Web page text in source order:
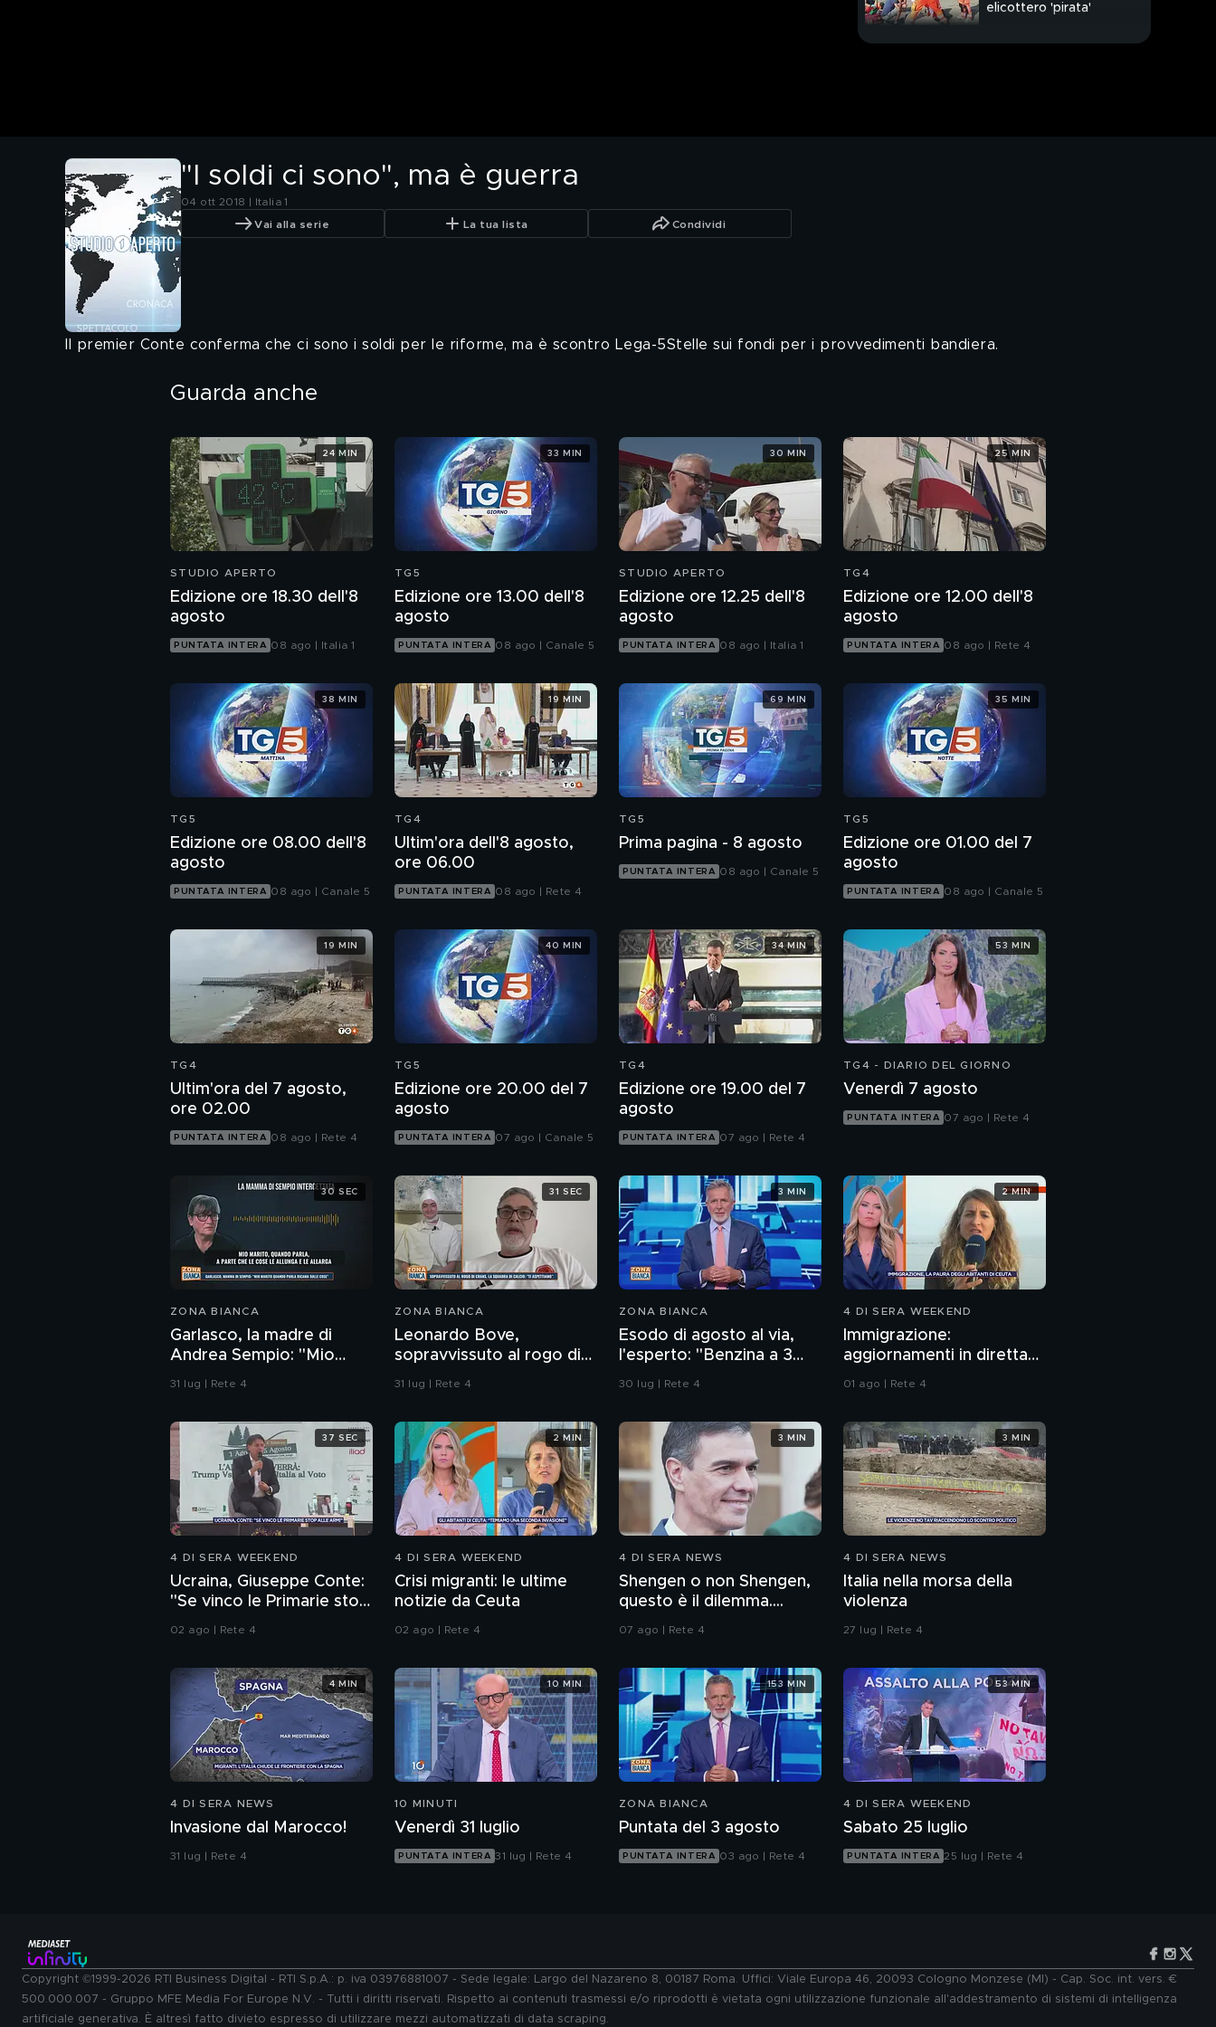
elicottero 'pirata'
"I soldi ci sono", ma è guerra
04 ott 2018 | Italia 1
Vai alla serie La tua lista Condividi
Il premier Conte conferma che ci sono i soldi per le riforme, ma è scontro Lega-5Stelle sui fondi per i provvedimenti bandiera.
Guarda anche
STUDIO APERTO
Edizione ore 18.30 dell'8
agosto
PUNTATA INTERA 08 ago | Italia 1
24 MIN
TG5
Edizione ore 13.00 dell'8
agosto
PUNTATA INTERA 08 ago | Canale 5
33 MIN
STUDIO APERTO
Edizione ore 12.25 dell'8
agosto
PUNTATA INTERA 08 ago | Italia 1
30 MIN
TG4
Edizione ore 12.00 dell'8
agosto
PUNTATA INTERA 08 ago | Rete 4
25 MIN
TG5
Edizione ore 08.00 dell'8
agosto
PUNTATA INTERA 08 ago | Canale 5
38 MIN
TG4
Ultim'ora dell'8 agosto,
ore 06.00
PUNTATA INTERA 08 ago | Rete 4
19 MIN
TG5
Prima pagina - 8 agosto
PUNTATA INTERA 08 ago | Canale 5
69 MIN
TG5
Edizione ore 01.00 del 7
agosto
PUNTATA INTERA 08 ago | Canale 5
35 MIN
TG4
Ultim'ora del 7 agosto,
ore 02.00
PUNTATA INTERA 08 ago | Rete 4
19 MIN
TG5
Edizione ore 20.00 del 7
agosto
PUNTATA INTERA 07 ago | Canale 5
40 MIN
TG4
Edizione ore 19.00 del 7
agosto
PUNTATA INTERA 07 ago | Rete 4
34 MIN
TG4 - DIARIO DEL GIORNO
Venerdì 7 agosto
PUNTATA INTERA 07 ago | Rete 4
53 MIN
ZONA BIANCA
Garlasco, la madre di
Andrea Sempio: "Mio
marito quando parla
31 lug | Rete 4
30 SEC
ZONA BIANCA
Leonardo Bove,
sopravvissuto al rogo di
Crans-Montana, la
31 lug | Rete 4
31 SEC
ZONA BIANCA
Esodo di agosto al via,
l'esperto: "Benzina a 3
euro? Non lo escludo"
30 lug | Rete 4
3 MIN
4 DI SERA WEEKEND
Immigrazione:
aggiornamenti in diretta
da Ceuta
01 ago | Rete 4
2 MIN
4 DI SERA WEEKEND
Ucraina, Giuseppe Conte:
"Se vinco le Primarie stop
alle armi"
02 ago | Rete 4
37 SEC
4 DI SERA WEEKEND
Crisi migranti: le ultime
notizie da Ceuta
02 ago | Rete 4
2 MIN
4 DI SERA NEWS
Shengen o non Shengen,
questo è il dilemma....
07 ago | Rete 4
3 MIN
4 DI SERA NEWS
Italia nella morsa della
violenza
27 lug | Rete 4
3 MIN
4 DI SERA NEWS
Invasione dal Marocco!
31 lug | Rete 4
4 MIN
10 MINUTI
Venerdì 31 luglio
PUNTATA INTERA 31 lug | Rete 4
10 MIN
ZONA BIANCA
Puntata del 3 agosto
PUNTATA INTERA 03 ago | Rete 4
153 MIN
4 DI SERA WEEKEND
Sabato 25 luglio
PUNTATA INTERA 25 lug | Rete 4
53 MIN
Copyright ©1999-2026 RTI Business Digital - RTI S.p.A.: p. iva 03976881007 - Sede legale: Largo del Nazareno 8, 00187 Roma. Uffici: Viale Europa 46, 20093 Cologno Monzese (MI) - Cap. Soc. int. vers. €
500.000.007 - Gruppo MFE Media For Europe N.V. - Tutti i diritti riservati. Rispetto ai contenuti trasmessi e/o riprodotti è vietata ogni utilizzazione funzionale all'addestramento di sistemi di intelligenza
artificiale generativa. È altresì fatto divieto espresso di utilizzare mezzi automatizzati di data scraping.